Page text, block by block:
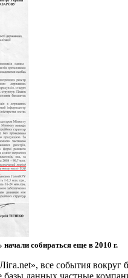
собираться еще в 2010 г.
все события вокруг